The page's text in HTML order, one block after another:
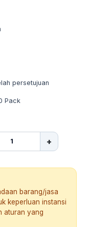
persetujuan
Pack
+
barang/jasa
keperluan instansi
aturan yang